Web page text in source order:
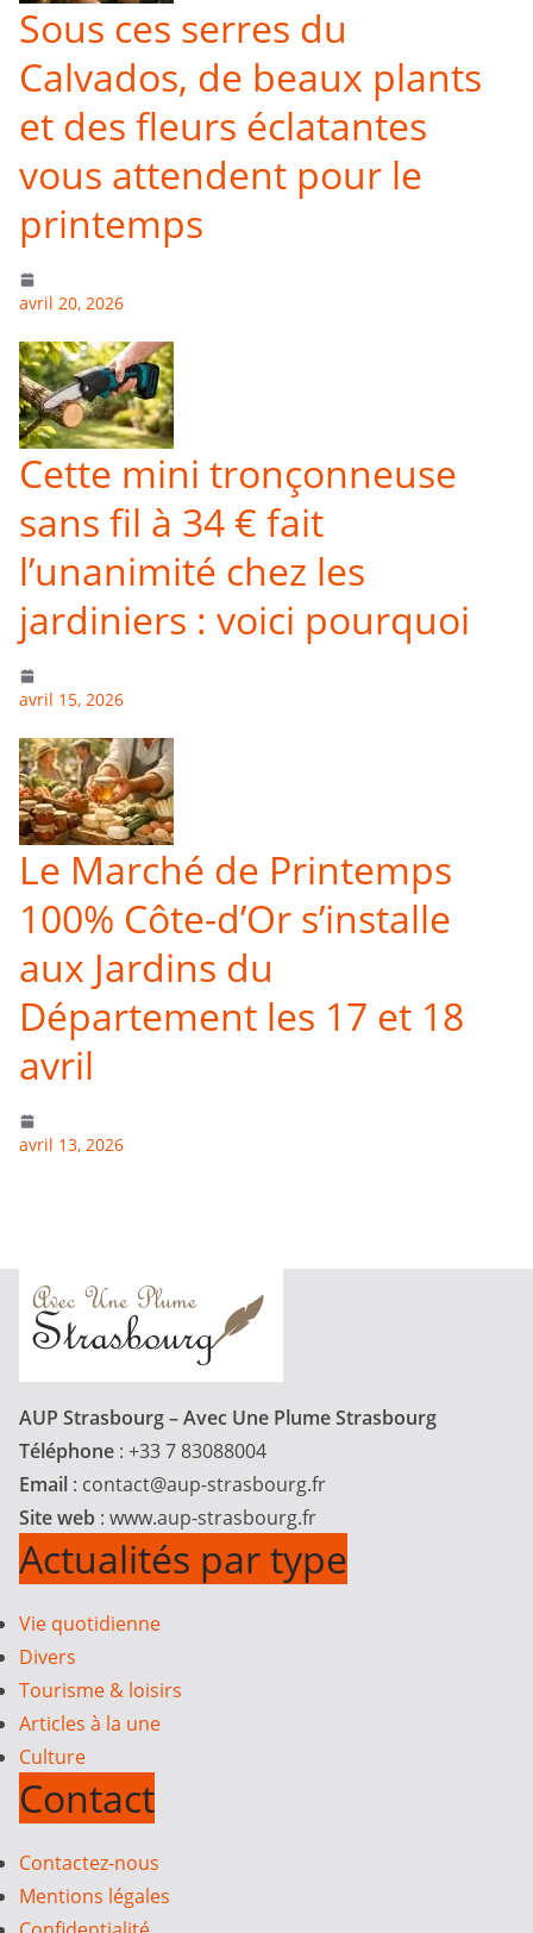
Sous ces serres du
Calvados, de beaux plants
et des fleurs éclatantes
vous attendent pour le
printemps
avril 20, 2026
Cette mini tronçonneuse
sans fil à 34 € fait
l’unanimité chez les
jardiniers : voici pourquoi
avril 15, 2026
Le Marché de Printemps
100% Côte-d’Or s’installe
aux Jardins du
Département les 17 et 18
avril
avril 13, 2026
AUP Strasbourg – Avec Une Plume Strasbourg
Téléphone : +33 7 83088004
Email : contact@aup-strasbourg.fr
Site web : www.aup-strasbourg.fr
Actualités par type
Vie quotidienne
Divers
Tourisme & loisirs
Articles à la une
Culture
Contact
Contactez-nous
Mentions légales